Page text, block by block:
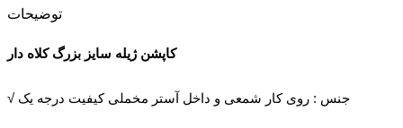
توضیحات
کاپشن ژیله سایز بزرگ کلاه دار
√ جنس : روی کار شمعی و داخل آستر مخملی کیفیت درجه یک